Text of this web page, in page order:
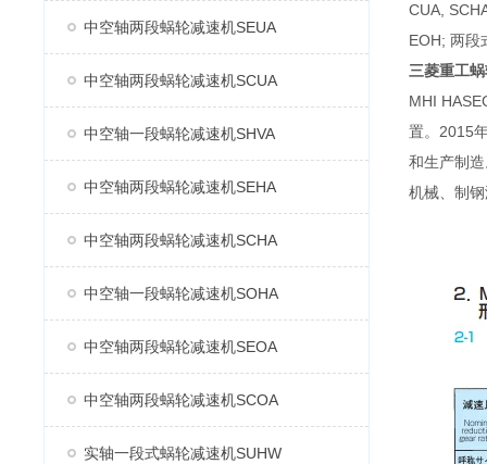
中空轴两段蜗轮减速机SEUA
中空轴两段蜗轮减速机SCUA
中空轴一段蜗轮减速机SHVA
中空轴两段蜗轮减速机SEHA
中空轴两段蜗轮减速机SCHA
中空轴一段蜗轮减速机SOHA
中空轴两段蜗轮减速机SEOA
中空轴两段蜗轮减速机SCOA
实轴一段式蜗轮减速机SUHW
CUA,
EOH; 两段
三菱重工
MHI
置。2015
和生产制
机械、制